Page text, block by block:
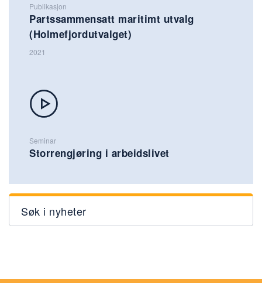
Publikasjon
Partssammensatt maritimt utvalg
(Holmefjordutvalget)
2021
Seminar
Storrengjøring i arbeidslivet
Søk i nyheter